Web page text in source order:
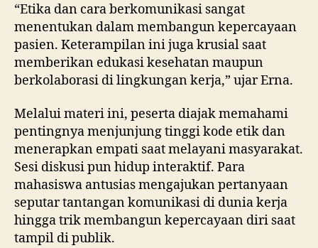
“Etika dan cara berkomunikasi sangat
menentukan dalam membangun kepercayaan
pasien. Keterampilan ini juga krusial saat
memberikan edukasi kesehatan maupun
berkolaborasi di lingkungan kerja,” ujar Erna.
Melalui materi ini, peserta diajak memahami
pentingnya menjunjung tinggi kode etik dan
menerapkan empati saat melayani masyarakat.
Sesi diskusi pun hidup interaktif. Para
mahasiswa antusias mengajukan pertanyaan
seputar tantangan komunikasi di dunia kerja
hingga trik membangun kepercayaan diri saat
tampil di publik.